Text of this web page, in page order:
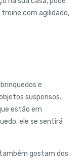
com agilidade,
e
suspensos.
estão em
ele se sentirá
gostam dos